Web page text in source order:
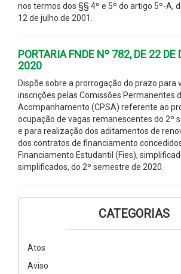
nos termos dos §§ 4º e 5º do artigo 5º-A,
12 de julho de 2001.
PORTARIA FNDE Nº 782, DE 22 DE
2020
Dispõe sobre a prorrogação do prazo para
inscrições pelas Comissões Permanentes
Acompanhamento (CPSA) referente ao
ocupação de vagas remanescentes do 2º
e para realização dos aditamentos de
dos contratos de financiamento
Financiamento Estudantil (Fies),
simplificados, do 2º semestre de 2020.
CATEGORIAS
Atos
Aviso